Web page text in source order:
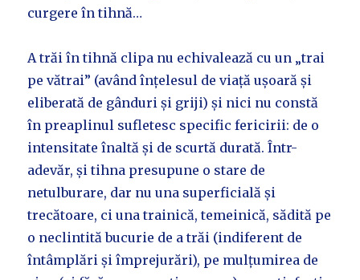
curgere în tihnă…
A trăi în tihnă clipa nu echivalează cu un „trai
pe vătrai” (având înțelesul de viață ușoară și
eliberată de gânduri și griji) și nici nu constă
în preaplinul sufletesc specific fericirii: de o
intensitate înaltă și de scurtă durată. Într-
adevăr, și tihna presupune o stare de
netulburare, dar nu una superficială și
trecătoare, ci una trainică, temeinică, sădită pe
o neclintită bucurie de a trăi (indiferent de
întâmplări și împrejurări), pe mulțumirea de